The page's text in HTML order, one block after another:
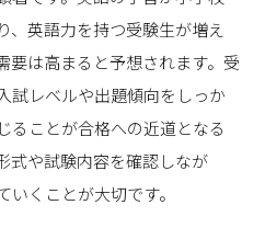
、英語力を持つ受験生が増え
要は高まると予想されます。受
試レベルや出題傾向をしっか
ることが合格への近道となる
式や試験内容を確認しなが
くことが大切です。